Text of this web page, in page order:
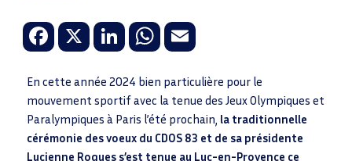
Fa
ce
b
o
o
X
Li
n
k
e
dI
W
h
at
sA
p
E
ail
En cette année 2024 bien particulière pour le
mouvement sportif avec la tenue des Jeux Olympiques et
Paralympiques à Paris l’été prochain, la traditionnelle
cérémonie des voeux du CDOS 83 et de sa présidente
Lucienne Roques s’est tenue au Luc-en-Provence ce